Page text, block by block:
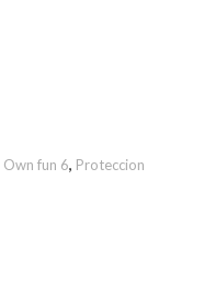
Own fun 6, Proteccion